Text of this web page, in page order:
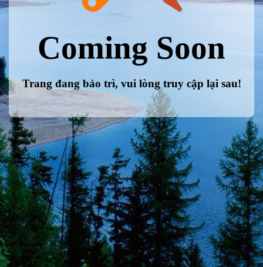
Coming Soon
Trang đang bảo trì, vui lòng truy cập lại sau!